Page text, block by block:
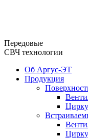
Передовые
СВЧ технологии
Об Аргус-ЭТ
Продукция